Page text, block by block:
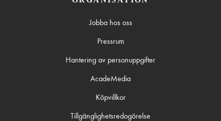
Jobba hos oss
Pressrum
Hantering av personuppgifter
AcadeMedia
Köpvillkor
Tillgänglighetsredogörelse